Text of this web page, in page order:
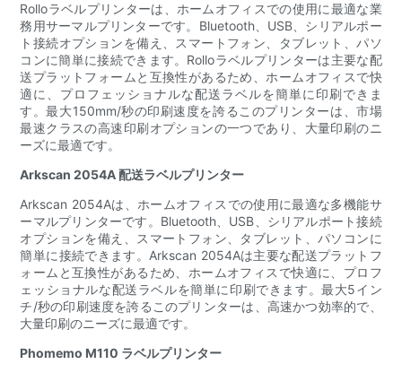
Rolloラベルプリンターは、ホームオフィスでの使用に最適な業
務用サーマルプリンターです。Bluetooth、USB、シリアルポー
ト接続オプションを備え、スマートフォン、タブレット、パソ
コンに簡単に接続できます。Rolloラベルプリンターは主要な配
送プラットフォームと互換性があるため、ホームオフィスで快
適に、プロフェッショナルな配送ラベルを簡単に印刷できま
す。最大150mm/秒の印刷速度を誇るこのプリンターは、市場
最速クラスの高速印刷オプションの一つであり、大量印刷のニ
ーズに最適です。
Arkscan 2054A 配送ラベルプリンター
Arkscan 2054Aは、ホームオフィスでの使用に最適な多機能サ
ーマルプリンターです。Bluetooth、USB、シリアルポート接続
オプションを備え、スマートフォン、タブレット、パソコンに
簡単に接続できます。Arkscan 2054Aは主要な配送プラットフ
ォームと互換性があるため、ホームオフィスで快適に、プロフ
ェッショナルな配送ラベルを簡単に印刷できます。最大5イン
チ/秒の印刷速度を誇るこのプリンターは、高速かつ効率的で、
大量印刷のニーズに最適です。
Phomemo M110 ラベルプリンター